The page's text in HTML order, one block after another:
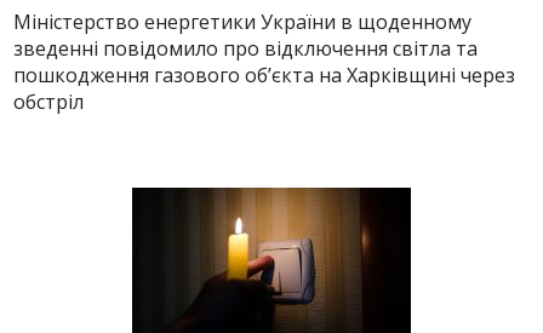
Міністерство енергетики України в щоденному
зведенні повідомило про відключення світла та
пошкодження газового об’єкта на Харківщині через
обстріл